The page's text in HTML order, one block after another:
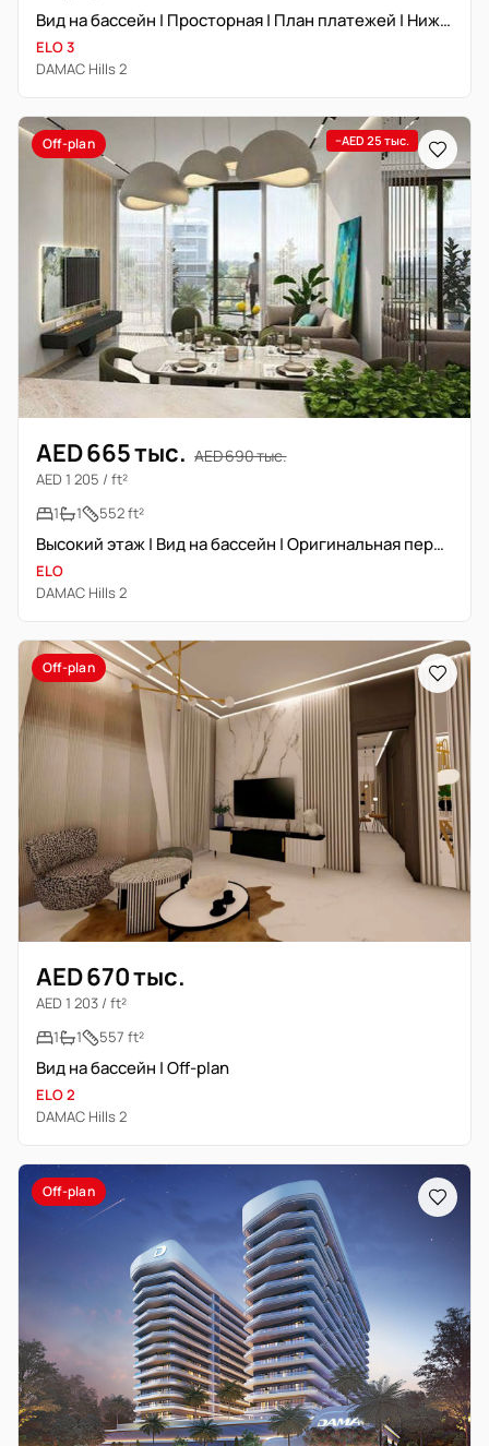
Вид на бассейн | Просторная | План платежей | Ниже себестоимости
ELO 3
DAMAC Hills 2
Off-plan −AED 25 тыс.
AED 665 тыс. AED 690 тыс.
AED 1 205 / ft²
1
1 552 ft²
Высокий этаж | Вид на бассейн | Оригинальная перепродажа
ELO
DAMAC Hills 2
Off-plan
AED 670 тыс.
AED 1 203 / ft²
1
1 557 ft²
Вид на бассейн | Off-plan
ELO 2
DAMAC Hills 2
Off-plan